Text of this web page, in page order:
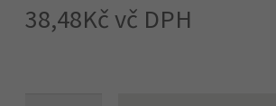
38,48Kčvč DPH